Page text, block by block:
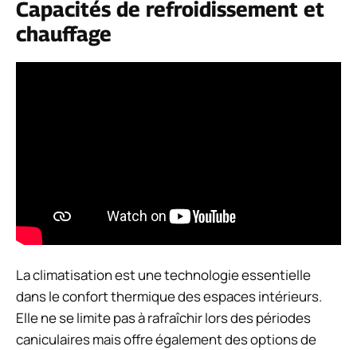
Capacités de refroidissement et
chauffage
La climatisation est une technologie essentielle
dans le confort thermique des espaces intérieurs.
Elle ne se limite pas à rafraîchir lors des périodes
caniculaires mais offre également des options de